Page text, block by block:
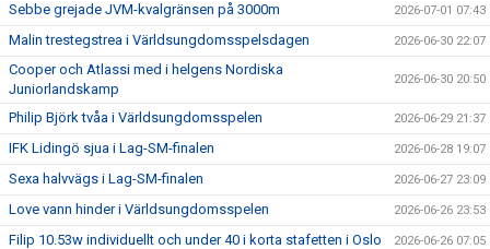
Sebbe grejade JVM-kvalgränsen på 3000m 2026-07-01 07:43
Malin trestegstrea i Världsungdomsspelsdagen 2026-06-30 22:07
Cooper och Atlassi med i helgens Nordiska
Juniorlandskamp
2026-06-30 20:50
Philip Björk tvåa i Världsungdomsspelen 2026-06-29 21:37
IFK Lidingö sjua i Lag-SM-finalen 2026-06-28 19:07
Sexa halvvägs i Lag-SM-finalen 2026-06-27 23:09
Love vann hinder i Världsungdomsspelen 2026-06-26 23:53
Filip 10.53w individuellt och under 40 i korta stafetten i Oslo 2026-06-26 07:05